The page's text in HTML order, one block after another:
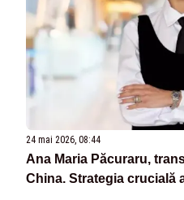
24 mai 2026, 08:44
Ana Maria Păcuraru,
China. Strategia crucială